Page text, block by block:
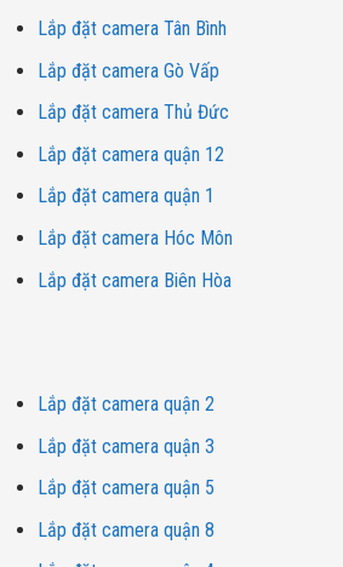
Lắp đặt camera Tân Bình
Lắp đặt camera Gò Vấp
Lắp đặt camera Thủ Đức
Lắp đặt camera quận 12
Lắp đặt camera quận 1
Lắp đặt camera Hóc Môn
Lắp đặt camera Biên Hòa
Lắp đặt camera quận 2
Lắp đặt camera quận 3
Lắp đặt camera quận 5
Lắp đặt camera quận 8